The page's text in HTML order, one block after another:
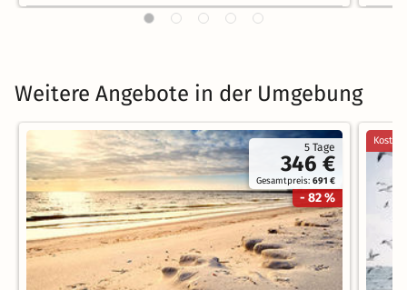
Weitere Angebote in der Umgebung
5 Tage
346 €
Gesamtpreis:691 €
- 82 %